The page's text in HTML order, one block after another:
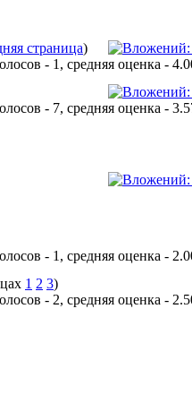
страница)
1 2 3)